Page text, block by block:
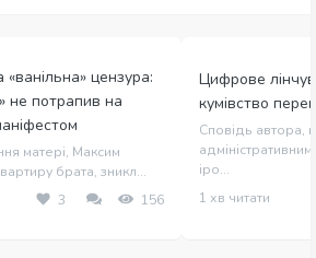
цензура:
не потрапив на
матері, Максим
брата, зникл...
3 156
Цифрове
кумівство
Сповідь автора,
іро...
1 хв читати